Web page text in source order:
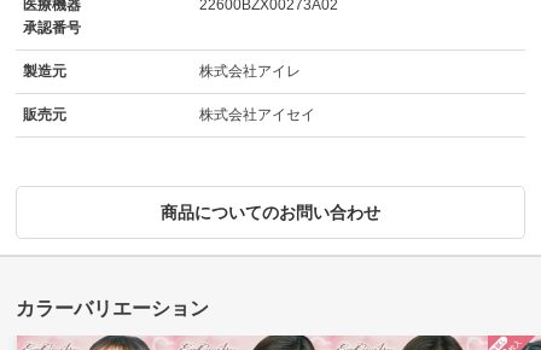
医療機器
承認番号
22600BZX00273A02
製造元 株式会社アイレ
販売元 株式会社アイセイ
商品についてのお問い合わせ